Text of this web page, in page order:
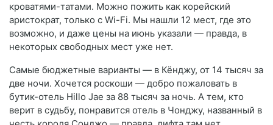
кроватями-татами. Можно пожить как корейский
аристократ, только с Wi-Fi. Мы нашли 12 мест, где это
возможно, и даже цены на июнь указали — правда, в
некоторых свободных мест уже нет.
Самые бюджетные варианты — в Кёнджу, от 14 тысяч за
две ночи. Хочется роскоши — добро пожаловать в
бутик-отель Hillo Jae за 88 тысяч за ночь. А тем, кто
верит в судьбу, понравится отель в Чонджу, названный в